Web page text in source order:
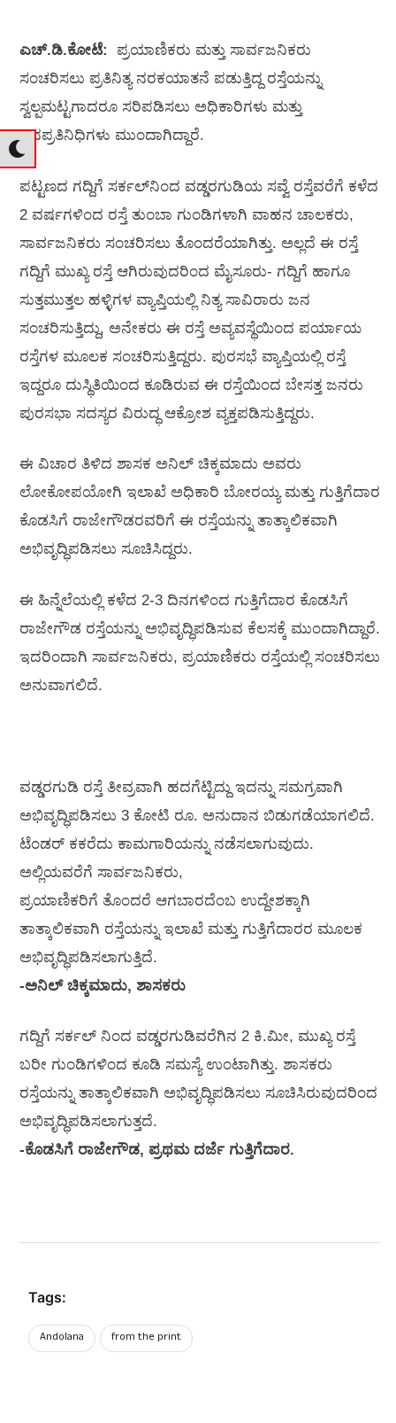
ಎಚ್‌.ಡಿ.ಕೋಟೆ:
ಪ್ರಯಾಣಿಕರು ಮತ್ತು ಸಾರ್ವಜನಿಕರು
ಸಂಚರಿಸಲು ಪ್ರತಿನಿತ್ಯ ನರಕಯಾತನೆ ಪಡುತ್ತಿದ್ದ ರಸ್ತೆಯನ್ನು
ಸ್ವಲ್ಪಮಟ್ಟಗಾದರೂ ಸರಿಪಡಿಸಲು ಅಧಿಕಾರಿಗಳು ಮತ್ತು
ಜನಪ್ರತಿನಿಧಿಗಳು ಮುಂದಾಗಿದ್ದಾರೆ.
ಪಟ್ಟಣದ ಗದ್ದಿಗೆ ಸರ್ಕಲ್‌ನಿಂದ ವಡ್ಡರಗುಡಿಯ ಸವ್ವೆ ರಸ್ತೆವರೆಗೆ ಕಳೆದ
2 ವರ್ಷಗಳಿಂದ ರಸ್ತೆ ತುಂಬಾ ಗುಂಡಿಗಳಾಗಿ ವಾಹನ ಚಾಲಕರು,
ಸಾರ್ವಜನಿಕರು ಸಂಚರಿಸಲು ತೊಂದರೆಯಾಗಿತ್ತು. ಅಲ್ಲದೆ ಈ ರಸ್ತೆ
ಗದ್ದಿಗೆ ಮುಖ್ಯ ರಸ್ತೆ ಆಗಿರುವುದರಿಂದ ಮೈಸೂರು- ಗದ್ದಿಗೆ ಹಾಗೂ
ಸುತ್ತಮುತ್ತಲ ಹಳ್ಳಿಗಳ ವ್ಯಾಪ್ತಿಯಲ್ಲಿ ನಿತ್ಯ ಸಾವಿರಾರು ಜನ
ಸಂಚರಿಸುತ್ತಿದ್ದು, ಅನೇಕರು ಈ ರಸ್ತೆ ಅವ್ಯವಸ್ಥೆಯಿಂದ ಪರ್ಯಾಯ
ರಸ್ತೆಗಳ ಮೂಲಕ ಸಂಚರಿಸುತ್ತಿದ್ದರು. ಪುರಸಭೆ ವ್ಯಾಪ್ತಿಯಲ್ಲಿ ರಸ್ತೆ
ಇದ್ದರೂ ದುಸ್ಥಿತಿಯಿಂದ ಕೂಡಿರುವ ಈ ರಸ್ತೆಯಿಂದ ಬೇಸತ್ತ ಜನರು
ಪುರಸಭಾ ಸದಸ್ಯರ ವಿರುದ್ಧ ಆಕ್ರೋಶ ವ್ಯಕ್ತಪಡಿಸುತ್ತಿದ್ದರು.
ಈ ವಿಚಾರ ತಿಳಿದ ಶಾಸಕ ಅನಿಲ್ ಚಿಕ್ಕಮಾದು ಅವರು
ಲೋಕೋಪಯೋಗಿ ಇಲಾಖೆ ಅಧಿಕಾರಿ ಬೋರಯ್ಯ ಮತ್ತು ಗುತ್ತಿಗೆದಾರ
ಕೊಡಸಿಗೆ ರಾಜೇಗೌಡರವರಿಗೆ ಈ ರಸ್ತೆಯನ್ನು ತಾತ್ಕಾಲಿಕವಾಗಿ
ಅಭಿವೃದ್ಧಿಪಡಿಸಲು ಸೂಚಿಸಿದ್ದರು.
ಈ ಹಿನ್ನೆಲೆಯಲ್ಲಿ ಕಳೆದ 2-3 ದಿನಗಳಿಂದ ಗುತ್ತಿಗೆದಾರ ಕೊಡಸಿಗೆ
ರಾಜೇಗೌಡ ರಸ್ತೆಯನ್ನು ಅಭಿವೃದ್ಧಿಪಡಿಸುವ ಕೆಲಸಕ್ಕೆ ಮುಂದಾಗಿದ್ದಾರೆ.
ಇದರಿಂದಾಗಿ ಸಾರ್ವಜನಿಕರು, ಪ್ರಯಾಣಿಕರು ರಸ್ತೆಯಲ್ಲಿ ಸಂಚರಿಸಲು
ಅನುವಾಗಲಿದೆ.
ವಡ್ಡರಗುಡಿ ರಸ್ತೆ ತೀವ್ರವಾಗಿ ಹದಗೆಟ್ಟಿದ್ದು ಇದನ್ನು ಸಮಗ್ರವಾಗಿ
ಅಭಿವೃದ್ಧಿಪಡಿಸಲು 3 ಕೋಟಿ ರೂ. ಅನುದಾನ ಬಿಡುಗಡೆಯಾಗಲಿದೆ.
ಟೆಂಡರ್ ಕಕರೆದು ಕಾಮಗಾರಿಯನ್ನು ನಡೆಸಲಾಗುವುದು.
ಅಲ್ಲಿಯವರೆಗೆ ಸಾರ್ವಜನಿಕರು,
ಪ್ರಯಾಣಿಕರಿಗೆ ತೊಂದರೆ ಆಗಬಾರದೆಂಬ ಉದ್ದೇಶಕ್ಕಾಗಿ
ತಾತ್ಕಾಲಿಕವಾಗಿ ರಸ್ತೆಯನ್ನು ಇಲಾಖೆ ಮತ್ತು ಗುತ್ತಿಗೆದಾರರ ಮೂಲಕ
ಅಭಿವೃದ್ಧಿಪಡಿಸಲಾಗುತ್ತಿದೆ.
-ಅನಿಲ್ ಚಿಕ್ಕಮಾದು, ಶಾಸಕರು
ಗದ್ದಿಗೆ ಸರ್ಕಲ್‌ ನಿಂದ ವಡ್ಡರಗುಡಿವರೆಗಿನ 2 ಕಿ.ಮೀ, ಮುಖ್ಯ ರಸ್ತೆ
ಬರೀ ಗುಂಡಿಗಳಿಂದ ಕೂಡಿ ಸಮಸ್ಯೆ ಉಂಟಾಗಿತ್ತು. ಶಾಸಕರು
ರಸ್ತೆಯನ್ನು ತಾತ್ಕಾಲಿಕವಾಗಿ ಅಭಿವೃದ್ಧಿಪಡಿಸಲು ಸೂಚಿಸಿರುವುದರಿಂದ
ಅಭಿವೃದ್ಧಿಪಡಿಸಲಾಗುತ್ತದೆ.
-ಕೊಡಸಿಗೆ ರಾಜೇಗೌಡ, ಪ್ರಥಮ ದರ್ಜೆ ಗುತ್ತಿಗೆದಾರ.
Tags:
Andolana from the print